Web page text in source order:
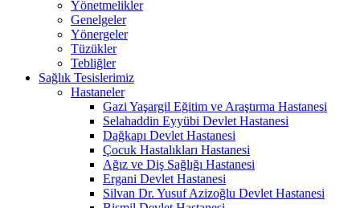
Yönetmelikler
Genelgeler
Yönergeler
Tüzükler
Tebliğler
Sağlık Tesislerimiz
Hastaneler
Gazi Yaşargil Eğitim ve Araştırma Hastanesi
Selahaddin Eyyübi Devlet Hastanesi
Dağkapı Devlet Hastanesi
Çocuk Hastalıkları Hastanesi
Ağız ve Diş Sağlığı Hastanesi
Ergani Devlet Hastanesi
Silvan Dr. Yusuf Azizoğlu Devlet Hastanesi